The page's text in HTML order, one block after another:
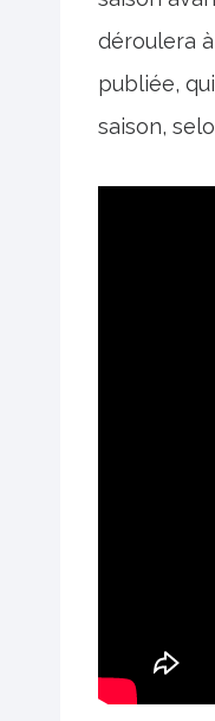
déroulera
publiée,
saison,